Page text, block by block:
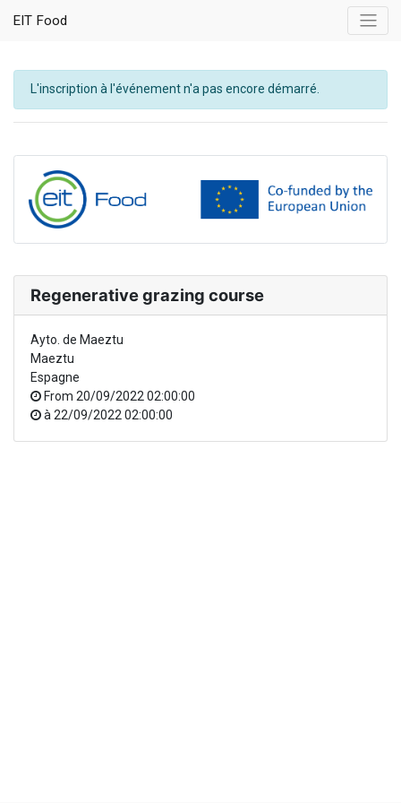
EIT Food
L'inscription à l'événement n'a pas encore démarré.
Regenerative grazing course
Ayto. de Maeztu
Maeztu
Espagne
From 20/09/2022 02:00:00
à22/09/2022 02:00:00